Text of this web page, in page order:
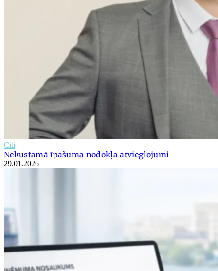
Citi
Nekustamā īpašuma nodokļa atvieglojumi
29.01.2026